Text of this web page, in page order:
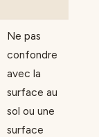
Ne pas
confondre
avec la
surface au
sol ou une
surface